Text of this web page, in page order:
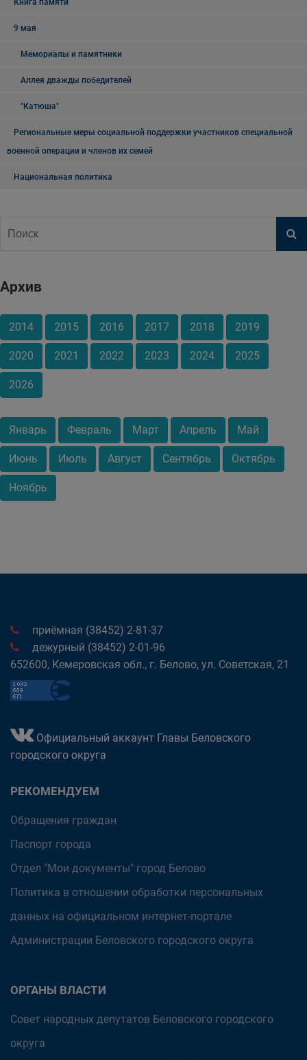
Книга памяти
9 мая
Мемориалы и памятники
Аллея дважды победителей
"Катюша"
Региональные меры социальной поддержки участников специальной
военной операции и членов их семей
Национальная политика
Архив
2014 2015 2016 2017 2018 2019
2020 2021 2022 2023 2024 2025
2026
Январь Февраль Март Апрель Май
Июнь Июль Август Сентябрь Октябрь
Ноябрь
приёмная (38452) 2-81-37
дежурный (38452) 2-01-96
652600, Кемеровская обл., г. Белово, ул. Советская, 21
Официальный аккаунт Главы Беловского
городского округа
РЕКОМЕНДУЕМ
Обращения граждан
Паспорт города
Отдел "Мои документы" город Белово
Политика в отношении обработки персональных
данных на официальном интернет-портале
Администрации Беловского городского округа
ОРГАНЫ ВЛАСТИ
Совет народных депутатов Беловского городского
округа